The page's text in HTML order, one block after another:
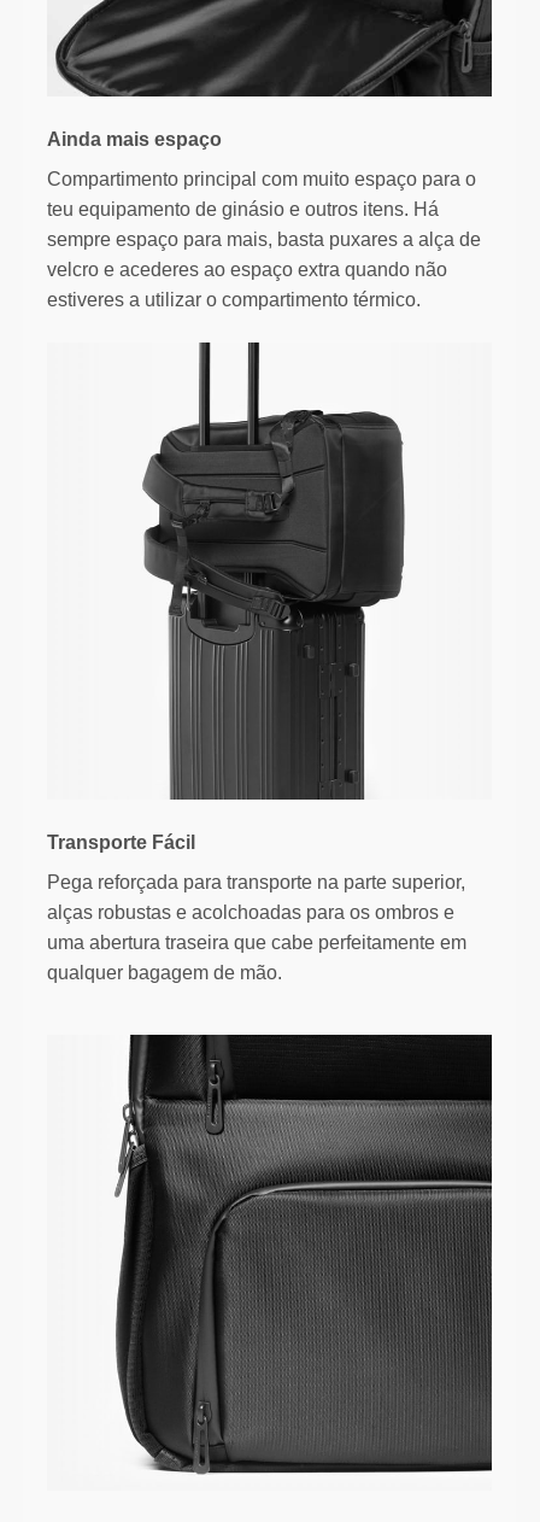
Ainda mais espaço
Compartimento principal com muito espaço para o
teu equipamento de ginásio e outros itens. Há
sempre espaço para mais, basta puxares a alça de
velcro e acederes ao espaço extra quando não
estiveres a utilizar o compartimento térmico.
Transporte Fácil
Pega reforçada para transporte na parte superior,
alças robustas e acolchoadas para os ombros e
uma abertura traseira que cabe perfeitamente em
qualquer bagagem de mão.